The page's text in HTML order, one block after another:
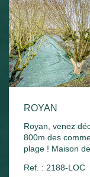
ROYAN
Royan, venez
800m des
plage ! Maison
d'eau,
Ref. : 2188-LOC